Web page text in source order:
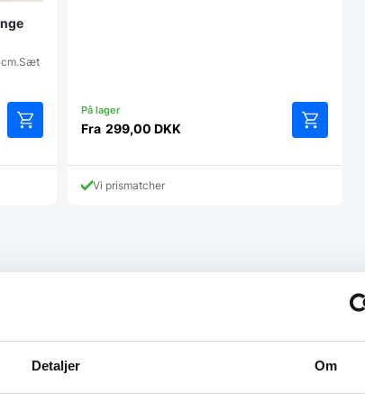
Detaljer Om
cm.Sæt
vare
Fra 299,00DKK
vare
varesiden
Vi prismatcher
“Jeg blev ikke presset til noget,
men fik nogle seriøse svar på mine
spørgsmål. Jeg vender tilbage”